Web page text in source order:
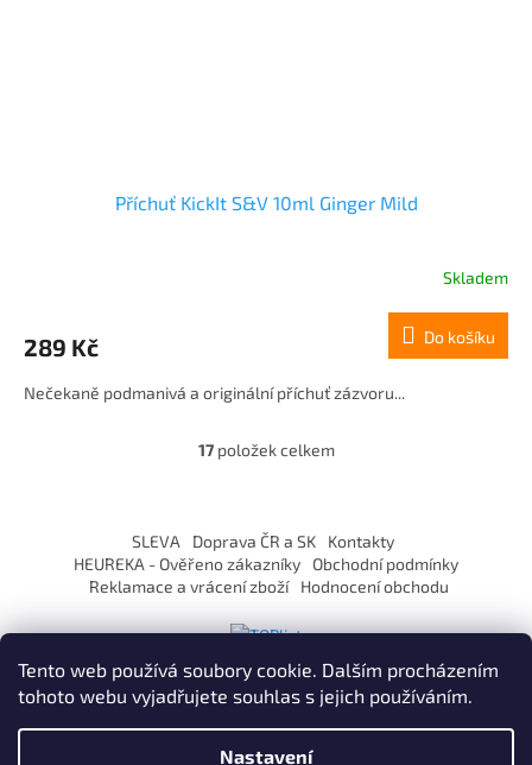
Tento web používá soubory cookie. Dalším procházením
tohoto webu vyjadřujete souhlas s jejich používáním.
Nastavení
Příchuť KickIt S&V 10ml Ginger Mild
Skladem
289 Kč Do košíku
Nečekaně podmanivá a originální příchuť zázvoru...
O
á
d
a
c
í
p
r
v
k
y
v
17položek celkem
í
SLEVA Doprava ČR a SK
Kontakty
HEUREKA - Ověřeno zákazníky
Obchodní podmínky
Reklamace a vrácení zboží
Hodnocení obchodu